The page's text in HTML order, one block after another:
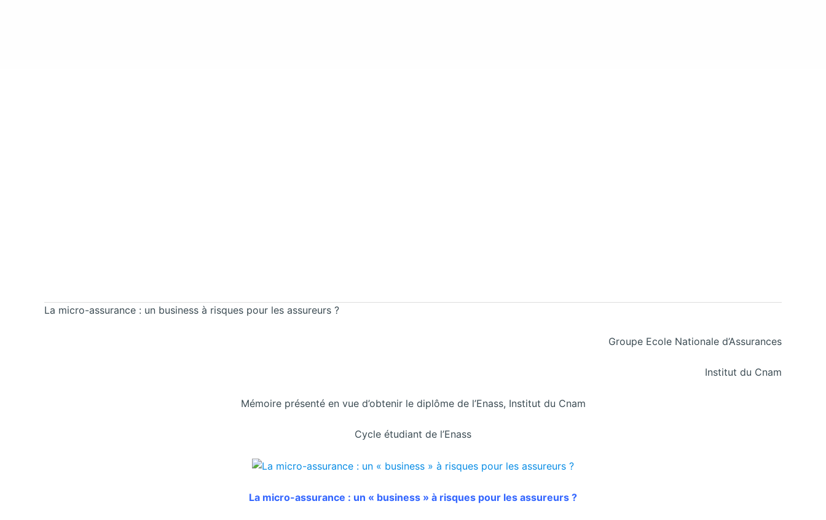
La micro-assurance : un business à risques pour les assureurs ?
Groupe Ecole Nationale d’Assurances
Institut du Cnam
Mémoire présenté en vue d’obtenir le diplôme de l’Enass, Institut du Cnam
Cycle étudiant de l’Enass
La micro-assurance : un « business » à risques pour les assureurs ?